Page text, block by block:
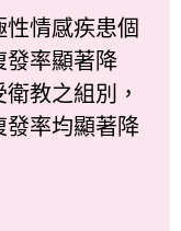
情感疾患個
發率顯著降
教之組別，
發率均顯著降